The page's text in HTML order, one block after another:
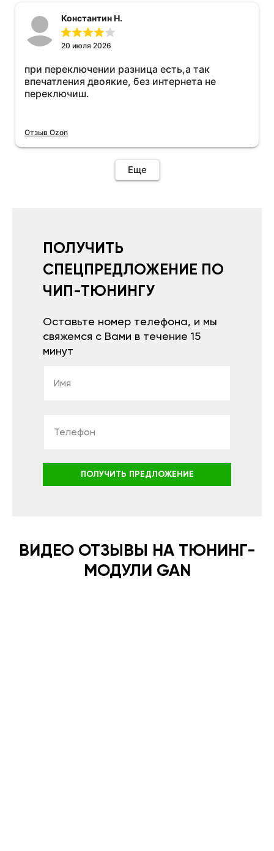
Константин Н.
20 июля 2026
при переключении разница есть,а так
впечатления двоякие, без интернета не
переключиш.
Отзыв Ozon
Еще
ПОЛУЧИТЬ
СПЕЦПРЕДЛОЖЕНИЕ ПО
ЧИП-ТЮНИНГУ
Оставьте номер телефона, и мы
свяжемся с Вами в течение 15
минут
ПОЛУЧИТЬ ПРЕДЛОЖЕНИЕ
ВИДЕО ОТЗЫВЫ НА ТЮНИНГ-
МОДУЛИ GAN